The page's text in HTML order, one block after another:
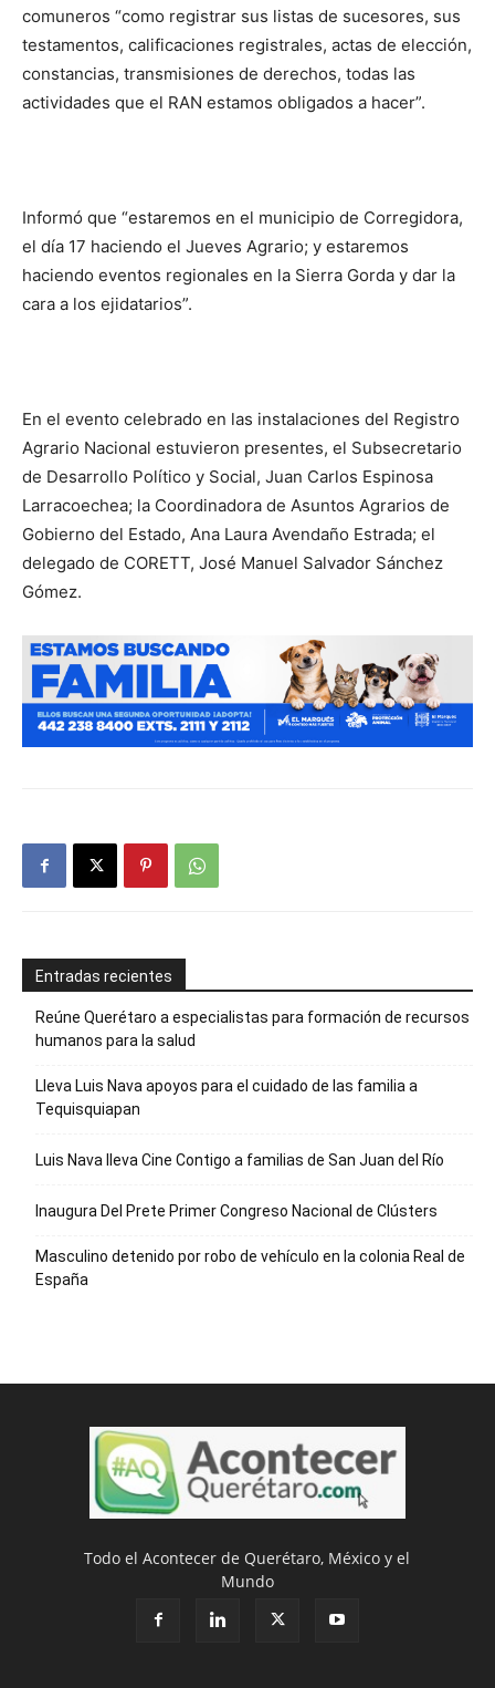
comuneros “como registrar sus listas de sucesores, sus
testamentos, calificaciones registrales, actas de elección,
constancias, transmisiones de derechos, todas las
actividades que el RAN estamos obligados a hacer”.
Informó que “estaremos en el municipio de Corregidora,
el día 17 haciendo el Jueves Agrario; y estaremos
haciendo eventos regionales en la Sierra Gorda y dar la
cara a los ejidatarios”.
En el evento celebrado en las instalaciones del Registro
Agrario Nacional estuvieron presentes, el Subsecretario
de Desarrollo Político y Social, Juan Carlos Espinosa
Larracoechea; la Coordinadora de Asuntos Agrarios de
Gobierno del Estado, Ana Laura Avendaño Estrada; el
delegado de CORETT, José Manuel Salvador Sánchez
Gómez.
Entradas recientes
Reúne Querétaro a especialistas para formación de recursos
humanos para la salud
Lleva Luis Nava apoyos para el cuidado de las familia a
Tequisquiapan
Luis Nava lleva Cine Contigo a familias de San Juan del Río
Inaugura Del Prete Primer Congreso Nacional de Clústers
Masculino detenido por robo de vehículo en la colonia Real de
España
Todo el Acontecer de Querétaro, México y el
Mundo